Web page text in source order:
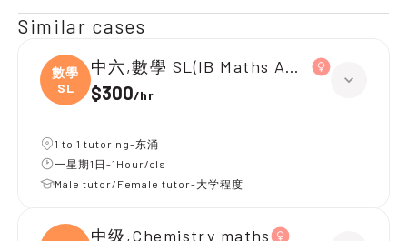
Similar cases
數學
SL
中六,數學 SL(IB Maths AA SL)
$300/hr
1 to 1 tutoring-东涌
一星期1日-1Hour/cls
Male tutor/Female tutor-大学程度
中级,Chemistry maths